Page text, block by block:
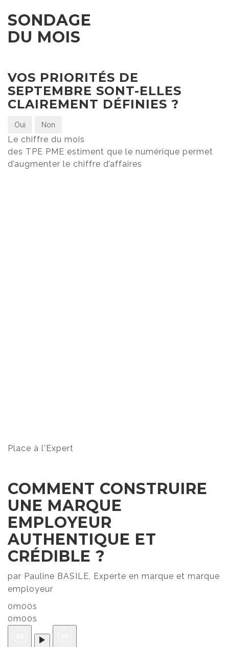
SONDAGE
DU MOIS
VOS PRIORITÉS DE
SEPTEMBRE SONT-ELLES
CLAIREMENT DÉFINIES ?
Oui Non
Le chiffre du mois
des TPE PME estiment que le numérique permet
d’augmenter le chiffre d’affaires
Place à l'Expert
COMMENT CONSTRUIRE
UNE MARQUE
EMPLOYEUR
AUTHENTIQUE ET
CRÉDIBLE ?
par Pauline BASILE, Experte en marque et marque
employeur
0m00s
0m00s